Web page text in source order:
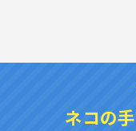
ネコの手